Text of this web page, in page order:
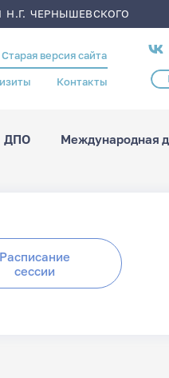
Н.Г. ЧЕРНЫШЕВСКОГО
Старая версия сайта
Контакты
сети
ДПО Международная
Расписание
сессии